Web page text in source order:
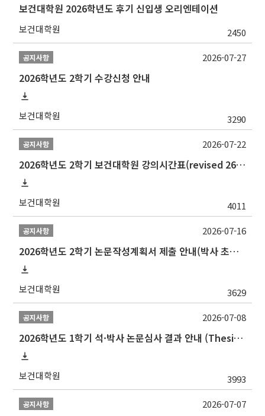
보건대학원 2026학년도 후기 신입생 오리엔테이션
보건대학원 2450
공지사항
2026학년도 2학기 수강신청 안내
보건대학원 3290
2026-07-27
공지사항
2026학년도 2학기 보건대학원 강의시간표(revised 260803)(2026 2nd SEMESTER SNU GSPH TIMETABLE)
보건대학원 4011
2026-07-22
공지사항
2026학년도 2학기 논문작성계획서 제출 안내(박사 초심 일정 포함)_Thesis Proposal
보건대학원 3629
2026-07-16
공지사항
2026학년도 1학기 석·박사 논문심사 결과 안내 (Thesis Defense Result)
보건대학원 3993
2026-07-08
공지사항 2026-07-07